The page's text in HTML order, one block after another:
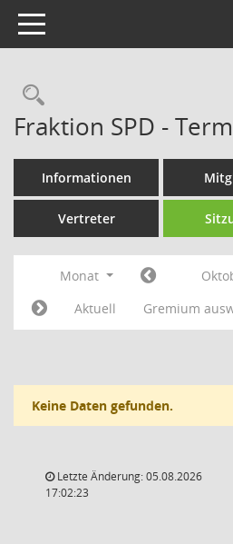
Toggle navigation
Rechercheauswahl
Fraktion SPD -
Informationen
Vertreter
Monat
Aktuell
Gremium
Keine Daten gefunden.
Letzte Änderung: 05.08.2026
17:02:23